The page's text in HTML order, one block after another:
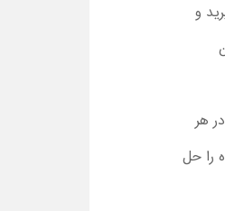
و
هر
را حل